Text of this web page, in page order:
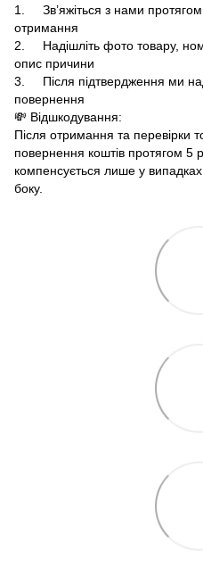
1. Зв’яжіться з нами
отримання
2. Надішліть фото товару,
опис причини
3. Після підтвердження ми
повернення
💸 Відшкодування:
Після отримання та перевірки
повернення коштів протягом 5
компенсується лише у
боку.